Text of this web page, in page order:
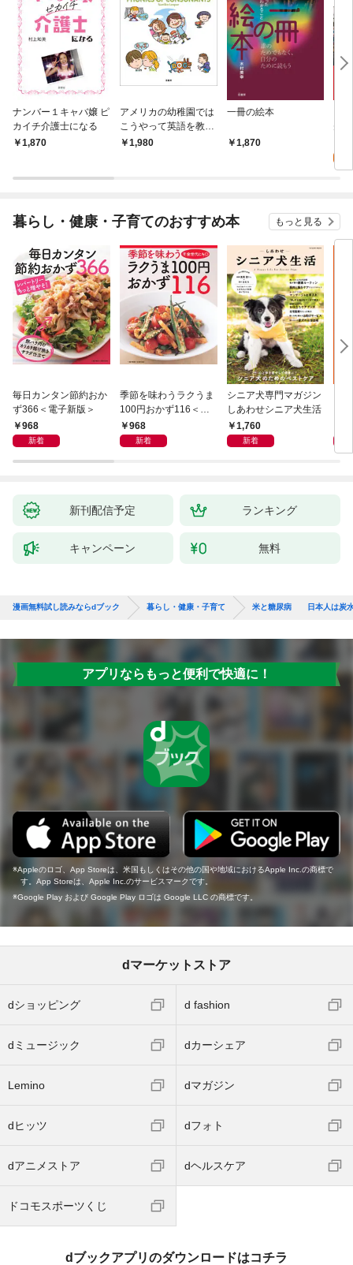
ナンバー１キャバ嬢 ピ
カイチ介護士になる
1,870
アメリカの幼稚園では
こうやって英語を教え
ている
1,980
一冊の絵本
1,870
先
く
じ
暮らし・健康・子育てのおすすめ本 もっと見る
毎日カンタン節約おか
ず366＜電子新版＞
968
新着
季節を味わうラクうま
100円おかず116＜電
子新版＞
968
新着
シニア犬専門マガジン
しあわせシニア犬生活
1,760
新着
新刊配信予定 ランキング
キャンペーン 無料
漫画無料試し読みならdブック 暮らし・健康・子育て 米と糖尿病 日本人は炭水
アプリならもっと便利で快適に！
Appleのロゴ、App Storeは、米国もしくはその他の国や地域におけるApple Inc.の商標で
す。App Storeは、Apple Inc.のサービスマークです。
Google Play および Google Play ロゴは Google LLC の商標です。
dマーケットストア
dショッピング d fashion
dミュージック dカーシェア
Lemino dマガジン
dヒッツ dフォト
dアニメストア dヘルスケア
ドコモスポーツくじ
dブックアプリのダウンロードはコチラ